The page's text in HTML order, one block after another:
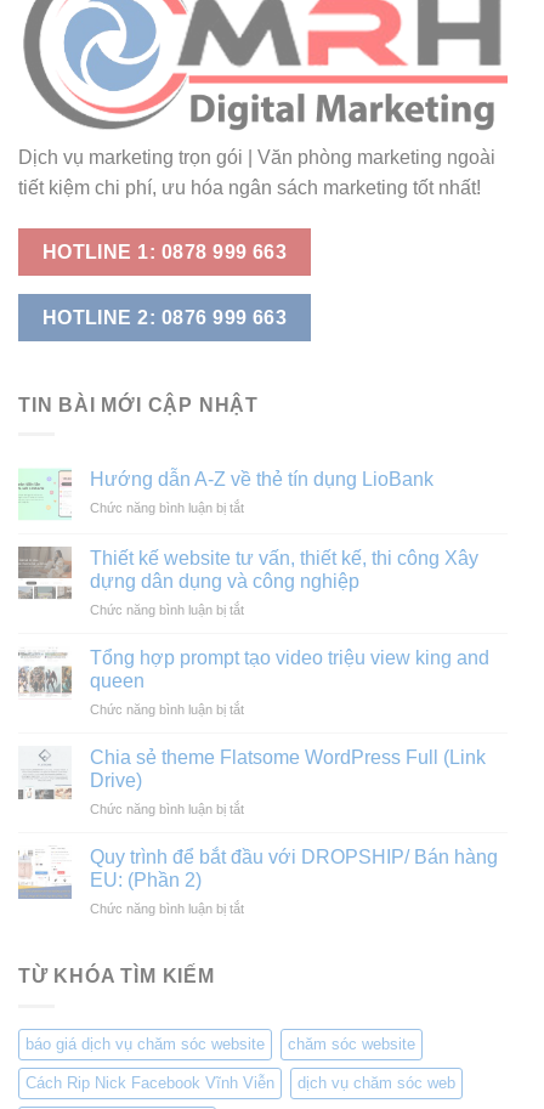
Dịch vụ marketing trọn gói | Văn phòng marketing ngoài
tiết kiệm chi phí, ưu hóa ngân sách marketing tốt nhất!
HOTLINE 1: 0878 999 663
HOTLINE 2: 0876 999 663
TIN BÀI MỚI CẬP NHẬT
Hướng dẫn A-Z về thẻ tín dụng LioBank
Chức năng bình luận bị tắtở
A-
Z
về
tín
dụng
Thiết kế website tư vấn, thiết kế, thi công Xây
dựng dân dụng và công nghiệp
Chức năng bình luận bị tắtở
kế
website
vấn,
kế,
Xây
dân
công
Tổng hợp prompt tạo video triệu view king and
queen
Chức năng bình luận bị tắtở
hợp
video
view
queen
Chia sẻ theme Flatsome WordPress Full (Link
Drive)
Chức năng bình luận bị tắtở
sẻ
WordPress
Quy trình để bắt đầu với DROPSHIP/ Bán hàng
EU: (Phần 2)
Chức năng bình luận bị tắtở
với
DROPSHIP/
Bán
hàng
TỪ KHÓA TÌM KIẾM
báo giá dịch vụ chăm sóc website chăm sóc website
Cách Rip Nick Facebook Vĩnh Viễn dịch vụ chăm sóc web